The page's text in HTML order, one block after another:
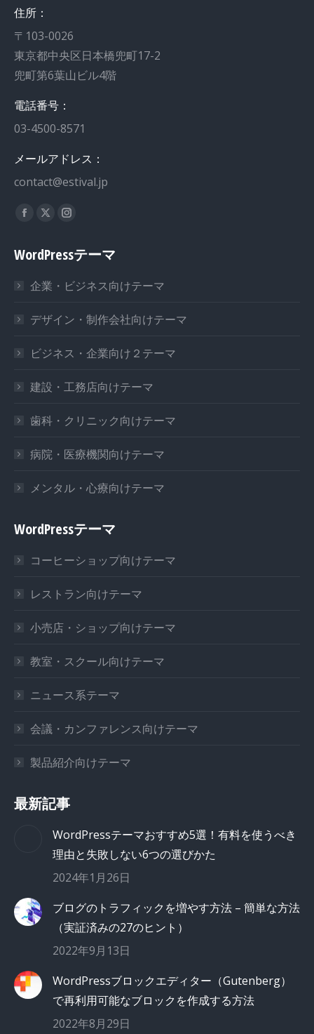
住所：
〒103-0026
東京都中央区日本橋兜町17-2
兜町第6葉山ビル4階
電話番号：
03-4500-8571
メールアドレス：
contact@estival.jp
私達を見つけてください：
WordPressテーマ
企業・ビジネス向けテーマ
デザイン・制作会社向けテーマ
ビジネス・企業向け２テーマ
建設・工務店向けテーマ
歯科・クリニック向けテーマ
病院・医療機関向けテーマ
メンタル・心療向けテーマ
WordPressテーマ
コーヒーショップ向けテーマ
レストラン向けテーマ
小売店・ショップ向けテーマ
教室・スクール向けテーマ
ニュース系テーマ
会議・カンファレンス向けテーマ
製品紹介向けテーマ
最新記事
WordPressテーマおすすめ5選！有料を使うべき
理由と失敗しない6つの選びかた
2024年1月26日
ブログのトラフィックを増やす方法 – 簡単な方法
（実証済みの27のヒント）
2022年9月13日
WordPressブロックエディター（Gutenberg）
で再利用可能なブロックを作成する方法
2022年8月29日